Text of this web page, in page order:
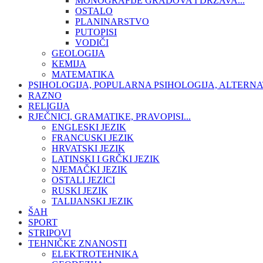
OSTALO
PLANINARSTVO
PUTOPISI
VODIČI
GEOLOGIJA
KEMIJA
MATEMATIKA
PSIHOLOGIJA, POPULARNA PSIHOLOGIJA,
RAZNO
RELIGIJA
RJEČNICI, GRAMATIKE, PRAVOPISI...
ENGLESKI JEZIK
FRANCUSKI JEZIK
HRVATSKI JEZIK
LATINSKI I GRČKI JEZIK
NJEMAČKI JEZIK
OSTALI JEZICI
RUSKI JEZIK
TALIJANSKI JEZIK
ŠAH
SPORT
STRIPOVI
TEHNIČKE ZNANOSTI
ELEKTROTEHNIKA